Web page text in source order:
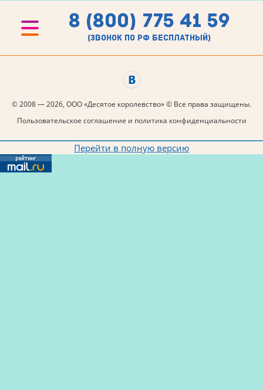
8 (800) 775 41 59
(звонок по рф бесплатный)
© 2008 — 2026, ООО «Десятое королевство» © Все права защищены.
Пользовательское соглашение и политика конфиденциальности
Перейти в полную версию